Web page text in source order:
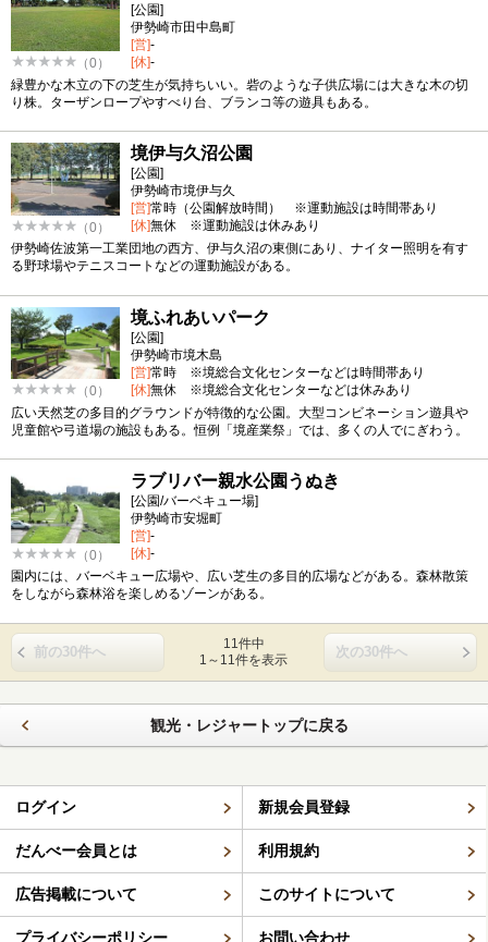
（0）
[公園]
伊勢崎市田中島町
[営]-
[休]-
緑豊かな木立の下の芝生が気持ちいい。砦のような子供広場には大きな木の切
り株。ターザンロープやすべり台、ブランコ等の遊具もある。
（0）
境伊与久沼公園
[公園]
伊勢崎市境伊与久
[営]常時（公園解放時間） ※運動施設は時間帯あり
[休]無休 ※運動施設は休みあり
伊勢崎佐波第一工業団地の西方、伊与久沼の東側にあり、ナイター照明を有す
る野球場やテニスコートなどの運動施設がある。
（0）
境ふれあいパーク
[公園]
伊勢崎市境木島
[営]常時 ※境総合文化センターなどは時間帯あり
[休]無休 ※境総合文化センターなどは休みあり
広い天然芝の多目的グラウンドが特徴的な公園。大型コンビネーション遊具や
児童館や弓道場の施設もある。恒例「境産業祭」では、多くの人でにぎわう。
（0）
ラブリバー親水公園うぬき
[公園/バーベキュー場]
伊勢崎市安堀町
[営]-
[休]-
園内には、バーベキュー広場や、広い芝生の多目的広場などがある。森林散策
をしながら森林浴を楽しめるゾーンがある。
前の30件へ
11件中
1～11件を表示
次の30件へ
観光・レジャートップに戻る
ログイン 新規会員登録
だんべー会員とは 利用規約
広告掲載について このサイトについて
プライバシーポリシー お問い合わせ